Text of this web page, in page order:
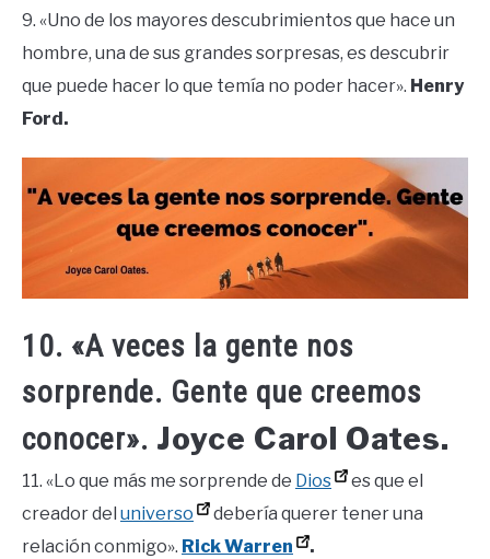
9. «Uno de los mayores descubrimientos que hace un
hombre, una de sus grandes sorpresas, es descubrir
que puede hacer lo que temía no poder hacer». Henry
Ford.
10. «A veces la gente nos
sorprende. Gente que creemos
conocer». Joyce Carol Oates.
11. «Lo que más me sorprende de Dios
es que el
creador del universo
debería querer tener una
relación conmigo». Rick Warren .